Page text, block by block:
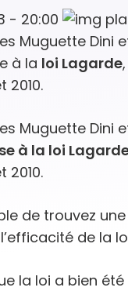
- 20:00
Muguette Dini
à la loi Lagarde
2010.
Muguette Dini
à la loi
2010.
de trouvez
de la
la loi a bien